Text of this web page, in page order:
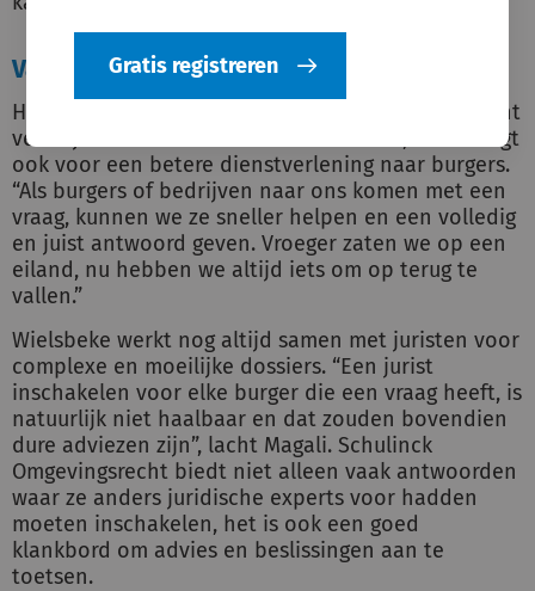
Gratis registreren
Van eiland naar vlotte dienstverlening
Het gebruik van de databank en helpdesk betekent
veel tijdswinst voor de ambtenaren zelf, maar zorgt
ook voor een betere dienstverlening naar burgers.
“Als burgers of bedrijven naar ons komen met een
vraag, kunnen we ze sneller helpen en een volledig
en juist antwoord geven. Vroeger zaten we op een
eiland, nu hebben we altijd iets om op terug te
vallen.”
Wielsbeke werkt nog altijd samen met juristen voor
complexe en moeilijke dossiers. “Een jurist
inschakelen voor elke burger die een vraag heeft, is
natuurlijk niet haalbaar en dat zouden bovendien
dure adviezen zijn”, lacht Magali. Schulinck
Omgevingsrecht biedt niet alleen vaak antwoorden
waar ze anders juridische experts voor hadden
moeten inschakelen, het is ook een goed
klankbord om advies en beslissingen aan te
toetsen.